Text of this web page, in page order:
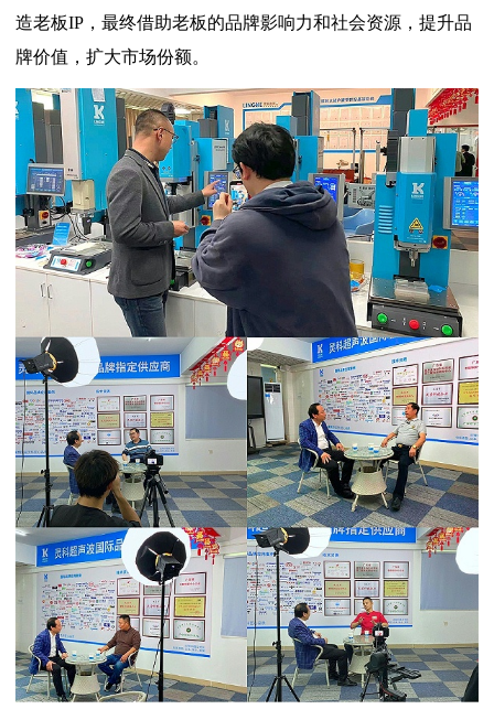
造老板IP，最终借助老板的品牌影响力和社会资源，提升品
牌价值，扩大市场份额。